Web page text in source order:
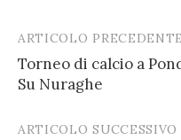
Post
navigation
ARTICOLO PRECEDENTE
Torneo di calcio a
Su Nuraghe
ARTICOLO SUCCESSIVO